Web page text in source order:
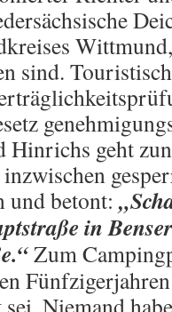
sind.
Hinrichs geht
und betont:
in
Zum
Niemand